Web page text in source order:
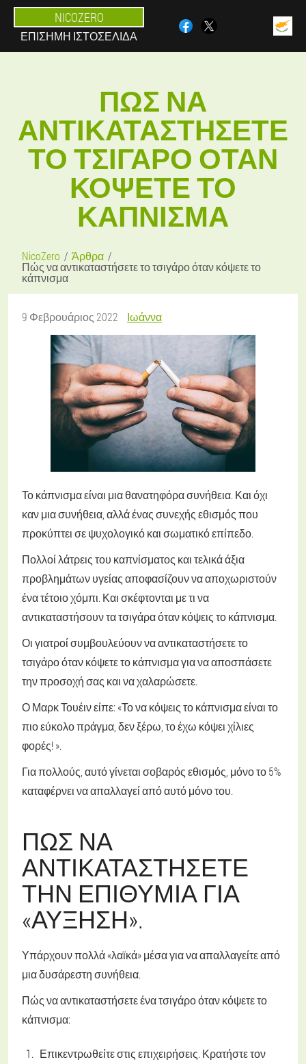
NICOZERO
ΕΠΊΣΗΜΗ ΙΣΤΟΣΕΛΊΔΑ
ΠΏΣ ΝΑ
ΑΝΤΙΚΑΤΑΣΤΉΣΕΤΕ
ΤΟ ΤΣΙΓΆΡΟ ΌΤΑΝ
ΚΌΨΕΤΕ ΤΟ
ΚΆΠΝΙΣΜΑ
NicoZero Άρθρα
Πώς να αντικαταστήσετε το τσιγάρο όταν κόψετε το
κάπνισμα
9 Φεβρουάριος 2022 Ιωάννα
Το κάπνισμα είναι μια θανατηφόρα συνήθεια. Και όχι
καν μια συνήθεια, αλλά ένας συνεχής εθισμός που
προκύπτει σε ψυχολογικό και σωματικό επίπεδο.
Πολλοί λάτρεις του καπνίσματος και τελικά άξια
προβλημάτων υγείας αποφασίζουν να αποχωριστούν
ένα τέτοιο χόμπι. Και σκέφτονται με τι να
αντικαταστήσουν τα τσιγάρα όταν κόψεις το κάπνισμα.
Οι γιατροί συμβουλεύουν να αντικαταστήσετε το
τσιγάρο όταν κόψετε το κάπνισμα για να αποσπάσετε
την προσοχή σας και να χαλαρώσετε.
Ο Μαρκ Τουέιν είπε: «Το να κόψεις το κάπνισμα είναι το
πιο εύκολο πράγμα, δεν ξέρω, το έχω κόψει χίλιες
φορές! ».
Για πολλούς, αυτό γίνεται σοβαρός εθισμός, μόνο το 5%
καταφέρνει να απαλλαγεί από αυτό μόνο του.
ΠΏΣ ΝΑ
ΑΝΤΙΚΑΤΑΣΤΉΣΕΤΕ
ΤΗΝ ΕΠΙΘΥΜΊΑ ΓΙΑ
«ΑΎΞΗΣΗ».
Υπάρχουν πολλά «λαϊκά» μέσα για να απαλλαγείτε από
μια δυσάρεστη συνήθεια.
Πώς να αντικαταστήσετε ένα τσιγάρο όταν κόψετε το
κάπνισμα:
Επικεντρωθείτε στις επιχειρήσεις. Κρατήστε τον